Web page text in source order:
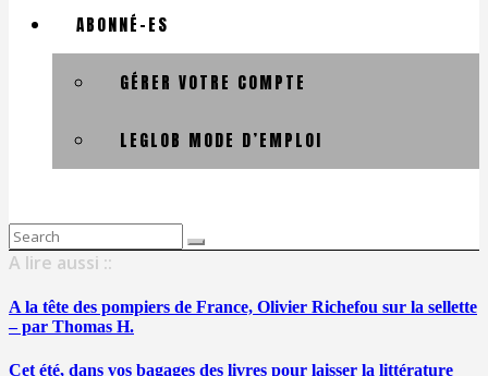
ABONNÉ-ES
GÉRER VOTRE COMPTE
LEGLOB MODE D’EMPLOI
Search
for:
A lire aussi ::
A la tête des pompiers de France, Olivier Richefou sur la sellette
– par Thomas H.
Cet été, dans vos bagages des livres pour laisser la littérature